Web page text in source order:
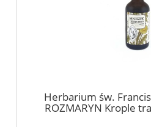
Herbarium św.
ROZMARYN Krople
trzustka